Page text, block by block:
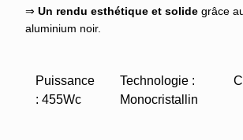
⇒ Un rendu esthétique et solide grâce
aluminium noir.
Puissance
: 455Wc
Technologie :
Monocristallin